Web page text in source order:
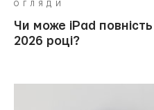
ОГЛЯДИ
Чи може iPad
2026 році?